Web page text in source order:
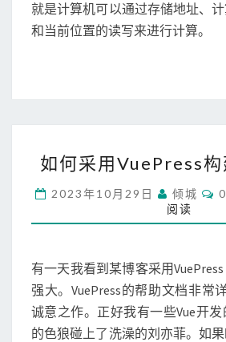
就是计算机可以通过存储地址、
和当前位置的读写来进行计算。
何
用
V
P
r
e
s
如何采用VuePress
2023年10月29日 倾城
C
O
M
S
阅读
有一天我看到某博客采用
强大。VuePress的帮助文档非常
诚意之作。正好我有一些Vue开
的色狼碰上了洗澡的刘亦菲。如